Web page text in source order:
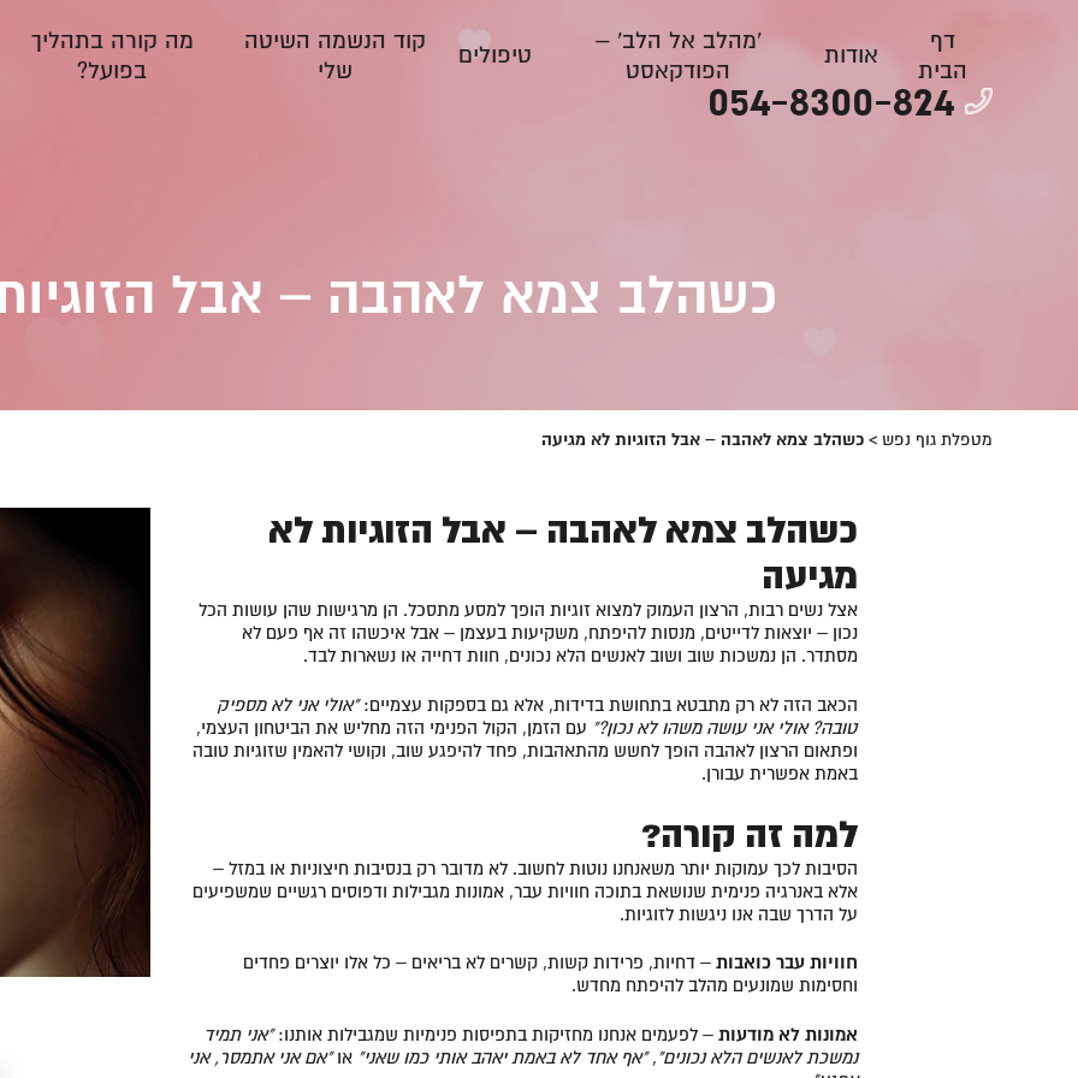
דף
הבית
אודות
'מהלב אל הלב' –
הפודקאסט
טיפולים
קוד הנשמה השיטה
שלי
מה קורה בתהליך
בפועל?
054-8300-824
כשהלב צמא לאהבה – אבל
מטפלת גוף נפש > כשהלב צמא לאהבה – אבל הזוגיות לא מגיעה
כשהלב צמא לאהבה – אבל הזוגיות לא
מגיעה
אצל נשים רבות, הרצון העמוק למצוא זוגיות הופך למסע מתסכל. הן מרגישות שהן עושות הכל
נכון – יוצאות לדייטים, מנסות להיפתח, משקיעות בעצמן – אבל איכשהו זה אף פעם לא
מסתדר. הן נמשכות שוב ושוב לאנשים הלא נכונים, חוות דחייה או נשארות לבד.
הכאב הזה לא רק מתבטא בתחושת בדידות, אלא גם בספקות עצמיים:"אולי אני לא מספיק
טובה? אולי אני עושה משהו לא נכון?" עם הזמן, הקול הפנימי הזה מחליש את הביטחון העצמי,
ופתאום הרצון לאהבה הופך לחשש מהתאהבות, פחד להיפגע שוב, וקושי להאמין שזוגיות טובה
באמת אפשרית עבורן.
למה זה קורה?
הסיבות לכך עמוקות יותר משאנחנו נוטות לחשוב. לא מדובר רק בנסיבות חיצוניות או במזל –
אלא באנרגיה פנימית שנושאת בתוכה חוויות עבר, אמונות מגבילות ודפוסים רגשיים שמשפיעים
על הדרך שבה אנו ניגשות לזוגיות.
חוויות עבר כואבות – דחיות, פרידות קשות, קשרים לא בריאים – כל אלו יוצרים פחדים
וחסימות שמונעים מהלב להיפתח מחדש.
אמונות לא מודעות – לפעמים אנחנו מחזיקות בתפיסות פנימיות שמגבילות אותנו:"אני תמיד
נמשכת לאנשים הלא נכונים","אף אחד לא באמת יאהב אותי כמו שאני" או"אם אני אתמסר, אני